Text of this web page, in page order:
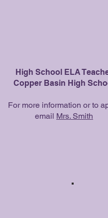
High School ELA
Copper Basin High
For more information or to
email Mrs. Smith